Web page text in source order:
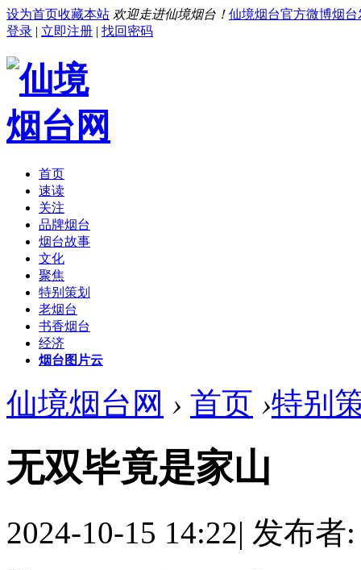
设为首页收藏本站 欢迎走进仙境烟台！ 仙境烟台官方微博烟台
登录 | 立即注册 | 找回密码
首页
速读
关注
品牌烟台
烟台故事
文化
聚焦
特别策划
老烟台
书香烟台
经济
烟台图片云
仙境烟台网 › 首页 ›特别
无双毕竟是家山
2024-10-15 14:22| 发布者